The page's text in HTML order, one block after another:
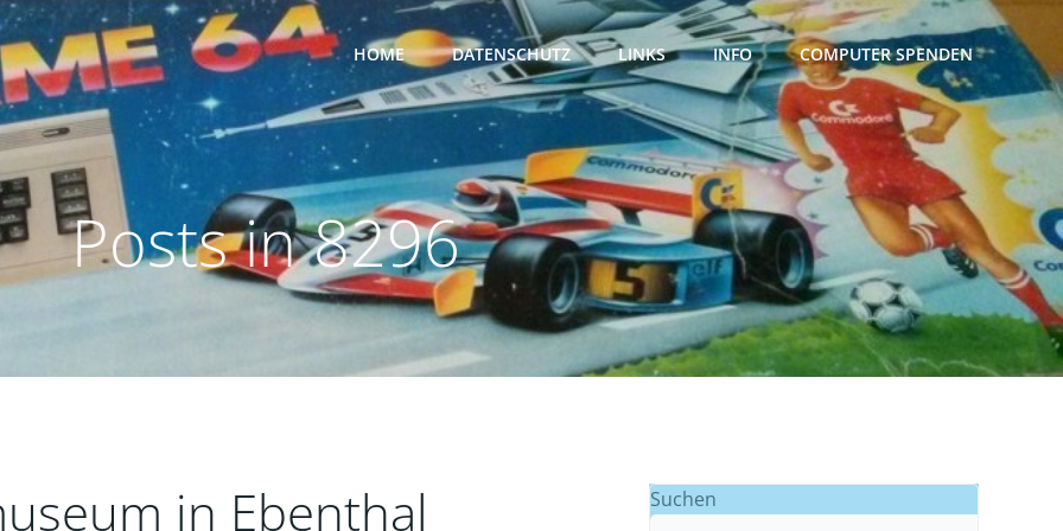
HOME DATENSCHUTZ LINKS INFO COMPUTER SPENDEN
Posts in 8296
in Ebenthal
Suchen